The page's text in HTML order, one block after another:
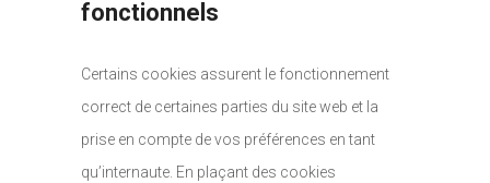
fonctionnels
Certains cookies assurent le fonctionnement
correct de certaines parties du site web et la
prise en compte de vos préférences en tant
qu’internaute. En plaçant des cookies